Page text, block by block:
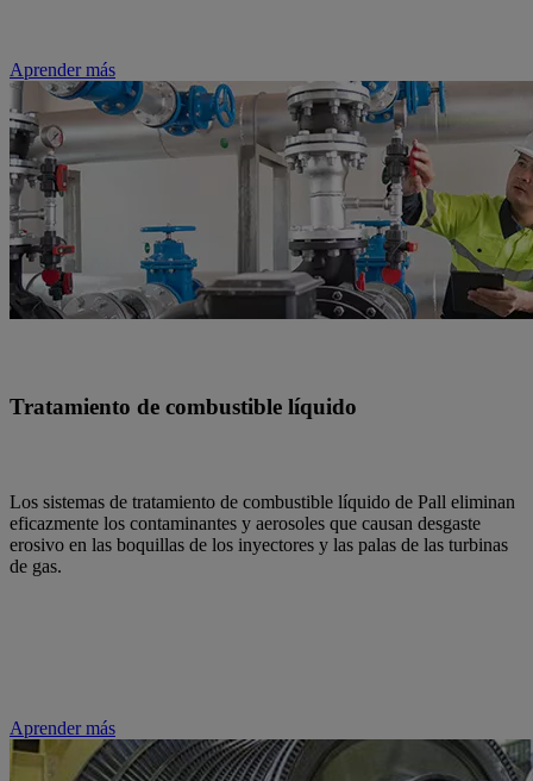
Aprender más
Tratamiento de combustible líquido
Los sistemas de tratamiento de combustible líquido de Pall eliminan
eficazmente los contaminantes y aerosoles que causan desgaste
erosivo en las boquillas de los inyectores y las palas de las turbinas
de gas.
Aprender más